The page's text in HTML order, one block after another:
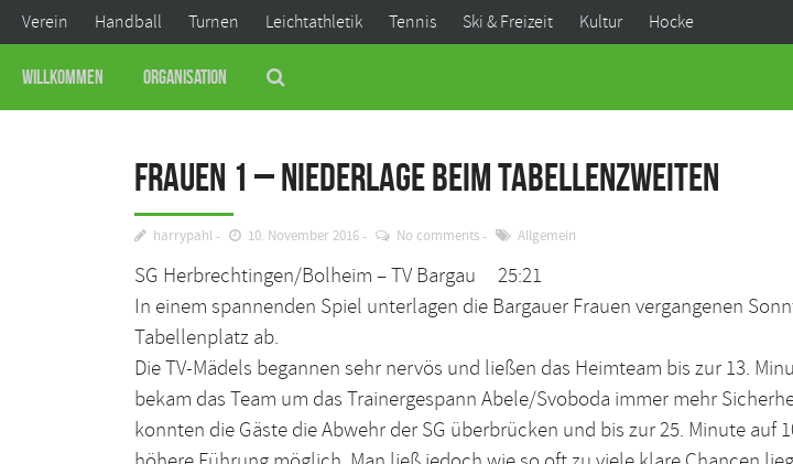
Verein Handball Turnen Leichtathletik Tennis Ski & Freizeit Kultur Hocke
Willkommen Organisation
Frauen 1 – Niederlage beim Tabellenzweiten
harrypahl 10. November 2016 No comments Allgemein
SG Herbrechtingen/Bolheim – TV Bargau 25:21
In einem spannenden Spiel unterlagen die Bargauer Frauen vergangenen
Tabellenplatz ab.
Die TV-Mädels begannen sehr nervös und ließen das Heimteam bis zur 13.
bekam das Team um das Trainergespann Abele/Svoboda immer mehr
konnten die Gäste die Abwehr der SG überbrücken und bis zur 25. Minute auf